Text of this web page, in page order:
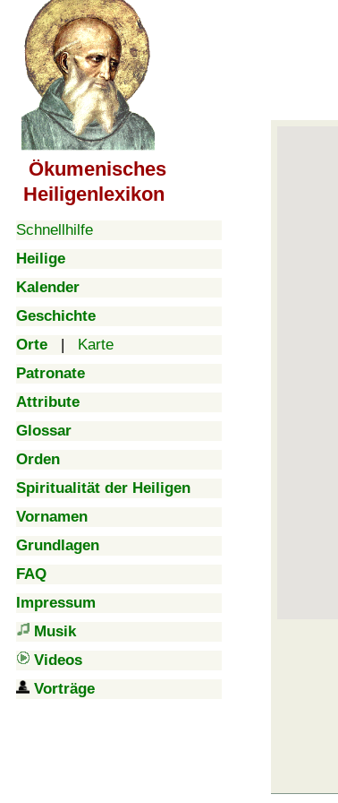
Ökumenisches
Heiligenlexikon
Schnellhilfe
Heilige
Kalender
Geschichte
Orte | Karte
Patronate
Attribute
Glossar
Orden
Spiritualität der Heiligen
Vornamen
Grundlagen
FAQ
Impressum
Musik
Videos
Vorträge